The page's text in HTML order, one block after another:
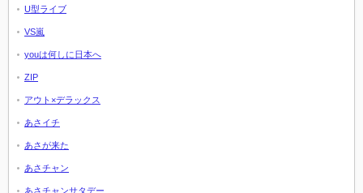
U型ライブ
VS嵐
youは何しに日本へ
ZIP
アウト×デラックス
あさイチ
あさが来た
あさチャン
あさチャンサタデー